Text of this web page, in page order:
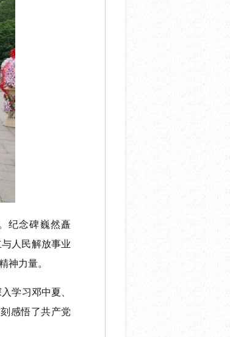
纪念碑巍然矗
人民解放事业
神力量。
学习邓中夏、
感悟了共产党